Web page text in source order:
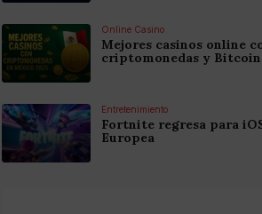
Online Casino
Mejores casinos online
criptomonedas y Bitcoin
Entretenimiento
Fortnite regresa para
Europea